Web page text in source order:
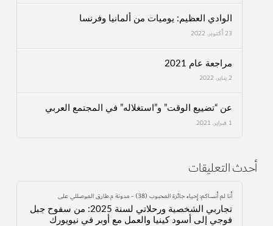
الوادي العظيم: يوميات من ألمانيا وفرنسا
23 أكتوبر، 2022
مراجعة عام 2021
2 يناير، 2022
عن “تضييع الوقت” و”استغلاله” في المجتمع العربي
1 فبراير، 2021
أحدث التعليقات
أنا لم أنساكم: إحياء جائزة المحبوب (38) - مدونة م.طارق الموصللي على
تجاربي الشخصية ورحلاتي لسنة 2025: من سفوح جبل
فوجي إلى أسود كينيا والعمل مع أوبر في نيويورك